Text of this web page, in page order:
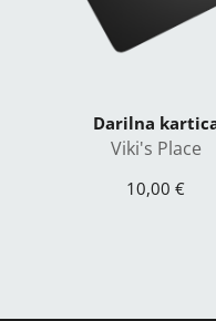
Darilna
Viki's Place
10,00 €